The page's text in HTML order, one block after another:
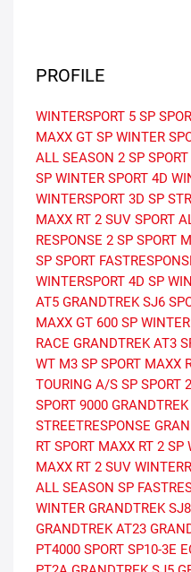
PROFILE
WINTERSPORT 5 SP
MAXX GT SP WINTER
ALL SEASON 2 SP SPORT
SP WINTER SPORT 4D
WINTERSPORT 3D SP
MAXX RT 2 SUV SPORT
RESPONSE 2 SP SPORT
SP SPORT
WINTERSPORT 4D SP
AT5 GRANDTREK SJ6
MAXX GT 600 SP
RACE GRANDTREK AT3
WT M3 SP SPORT MAXX
TOURING A/S SP SPORT
SPORT 9000 GRANDTREK
STREETRESPONSE
RT SPORT MAXX RT 2 SP
MAXX RT 2 SUV
ALL SEASON SP
WINTER GRANDTREK SJ8
GRANDTREK AT23
PT4000 SPORT SP10-3E